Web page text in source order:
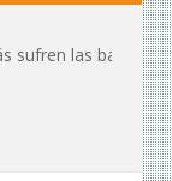
sufren las baterías?